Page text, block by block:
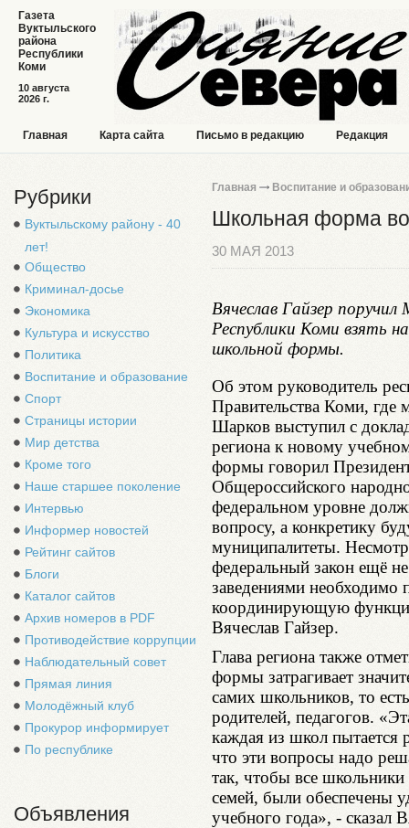
10 августа
2026 г.
Газета
Вуктыльского
района
Республики
Коми
Главная Карта сайта Письмо в редакцию Редакция
Рубрики
Вуктыльскому району - 40
лет!
Общество
Криминал-досье
Экономика
Культура и искусство
Политика
Воспитание и образование
Спорт
Страницы истории
Мир детства
Кроме того
Наше старшее поколение
Интервью
Информер новостей
Рейтинг сайтов
Блоги
Каталог сайтов
Архив номеров в PDF
Противодействие коррупции
Наблюдательный совет
Прямая линия
Молодёжный клуб
Прокурор информирует
По республике
Объявления
Главная Воспитание и
Школьная форма
30 МАЯ 2013
Вячеслав Гайзер
Республики Коми взять
школьной формы.
Об этом руководитель
Правительства Коми, где
Шарков выступил с
региона к новому
формы говорил
Общероссийского
федеральном уровне
вопросу, а конкретику
муниципалитеты.
федеральный закон ещё
заведениями необходимо
координирующую
Вячеслав Гайзер.
Глава региона также
формы затрагивает
самих школьников, то
родителей, педагогов.
каждая из школ пытается
что эти вопросы надо
так, чтобы все
семей, были обеспечены
учебного года», - сказал